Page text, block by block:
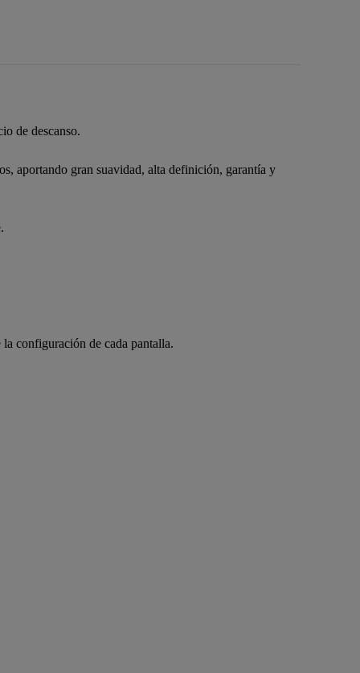
de descanso.
aportando gran suavidad, alta definición, garantía y
configuración de cada pantalla.